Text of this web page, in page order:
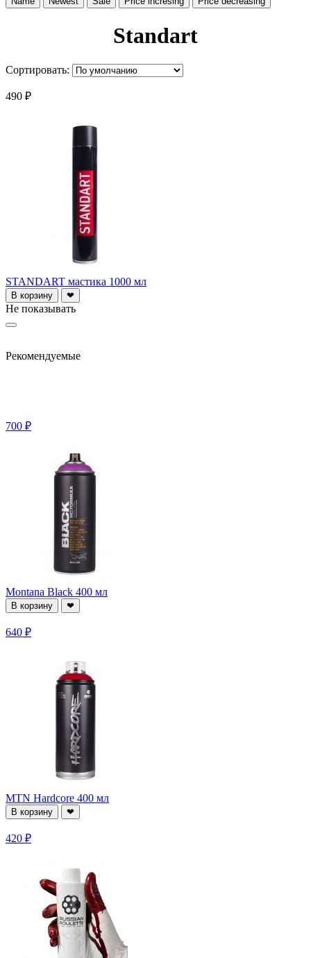
Standart
Сортировать:
490 ₽
STANDART мастика 1000 мл
В корзину ❤
Не показывать
Рекомендуемые
700 ₽
Montana Black 400 мл
В корзину ❤
640 ₽
MTN Hardcore 400 мл
В корзину ❤
420 ₽